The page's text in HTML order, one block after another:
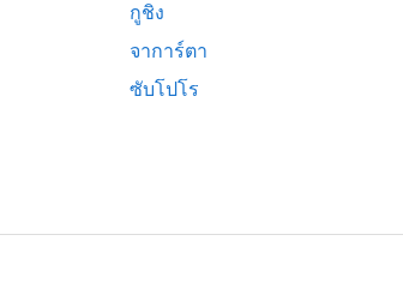
กูชิง
จาการ์ตา
ซับโปโร